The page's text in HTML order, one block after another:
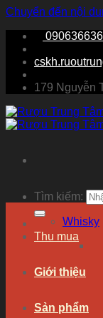
Chuyển đến nội
179 Nguyễn
Tìm kiếm:
Thu mua
Giới thiệu
Sản phẩm
Whisky